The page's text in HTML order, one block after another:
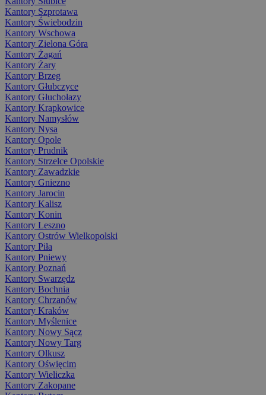
Kantory Szprotawa
Kantory Świebodzin
Kantory Wschowa
Kantory Zielona Góra
Kantory Żagań
Kantory Żary
Kantory Brzeg
Kantory Głubczyce
Kantory Głuchołazy
Kantory Krapkowice
Kantory Namysłów
Kantory Nysa
Kantory Opole
Kantory Prudnik
Kantory Strzelce Opolskie
Kantory Zawadzkie
Kantory Gniezno
Kantory Jarocin
Kantory Kalisz
Kantory Konin
Kantory Leszno
Kantory Ostrów Wielkopolski
Kantory Piła
Kantory Pniewy
Kantory Poznań
Kantory Swarzędz
Kantory Bochnia
Kantory Chrzanów
Kantory Kraków
Kantory Myślenice
Kantory Nowy Sącz
Kantory Nowy Targ
Kantory Olkusz
Kantory Oświęcim
Kantory Wieliczka
Kantory Zakopane